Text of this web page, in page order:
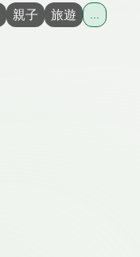
親子 旅遊